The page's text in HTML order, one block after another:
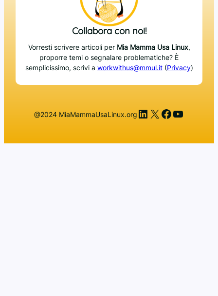
Collabora con noi!
Vorresti scrivere articoli per Mia Mamma Usa Linux,
proporre temi o segnalare problematiche? È
semplicissimo, scrivi a workwithus@mmul.it(Privacy)
@2024 MiaMammaUsaLinux.org LinkedIn
X Facebook